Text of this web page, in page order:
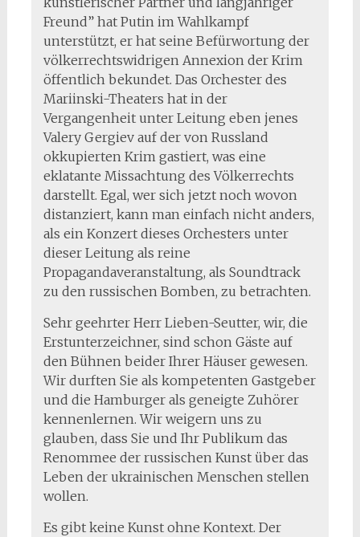
Freund” hat Putin im Wahlkampf
unterstützt, er hat seine Befürwortung der
völkerrechtswidrigen Annexion der Krim
öffentlich bekundet. Das Orchester des
Mariinski-Theaters hat in der
Vergangenheit unter Leitung eben jenes
Valery Gergiev auf der von Russland
okkupierten Krim gastiert, was eine
eklatante Missachtung des Völkerrechts
darstellt. Egal, wer sich jetzt noch wovon
distanziert, kann man einfach nicht anders,
als ein Konzert dieses Orchesters unter
dieser Leitung als reine
Propagandaveranstaltung, als Soundtrack
zu den russischen Bomben, zu betrachten.
Sehr geehrter Herr Lieben-Seutter, wir, die
Erstunterzeichner, sind schon Gäste auf
den Bühnen beider Ihrer Häuser gewesen.
Wir durften Sie als kompetenten Gastgeber
und die Hamburger als geneigte Zuhörer
kennenlernen. Wir weigern uns zu
glauben, dass Sie und Ihr Publikum das
Renommee der russischen Kunst über das
Leben der ukrainischen Menschen stellen
wollen.
Es gibt keine Kunst ohne Kontext. Der